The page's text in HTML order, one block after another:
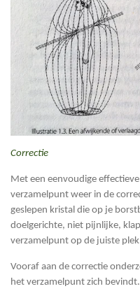
Correctie
Met een eenvoudige
verzamelpunt weer in de
geslepen kristal die op je
doelgerichte, niet pijnlijke,
verzamelpunt op de juiste
Vooraf aan de correctie
het verzamelpunt zich